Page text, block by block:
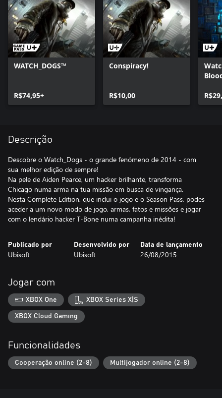
WATCH_DOGS™
R$74,95+
Conspiracy!
R$10,00
Descrição
Descobre o Watch_Dogs - o grande fenómeno de 2014 - com
sua melhor edição de sempre!
Na pele de Aiden Pearce, um hacker brilhante, transforma
Chicago numa arma na tua missão em busca de vingança.
Nesta Complete Edition, que inclui o jogo e o Season Pass, podes
aceder a um novo modo de jogo, armas, fatos e missões e jogar
com o lendário hacker T-Bone numa campanha inédita!
Publicado por
Ubisoft
Desenvolvido por
Ubisoft
Data de lançamento
26/08/2015
Jogar com
XBOX One XBOX Series X|S
XBOX Cloud Gaming
Funcionalidades
Cooperação online (2-8) Multijogador online (2-8)